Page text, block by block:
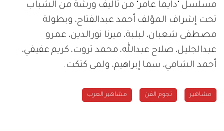
مسلسل "دايماً عامر" من تأليف ورشة من الشباب
تحت إشراف المؤلف أحمد عبدالفتاح، وبطولة
مصطفى شعبان، لبلبة، ميرنا نورالدين، عمرو
عبدالجليل، صلاح عبدالله، محمد ثروت، كريم عفيفي،
أحمد الشامي، سما إبراهيم، ولمى كتكت.
مشاهير نجوم الفن مشاهير العرب